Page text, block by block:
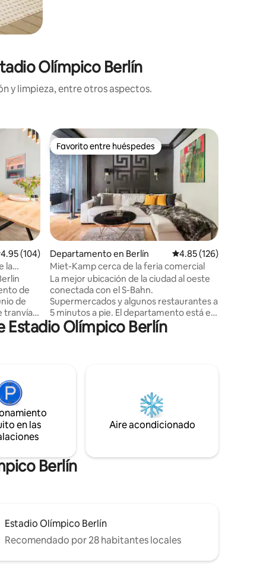
Olímpico Berlín
y limpieza, entre otros aspectos.
promedio: 4.95 de 5; 104 evaluaciones
4.95 (104)
la
de
de
tranvía
es el
las
alta
para
Favorito entre huéspedes
Favorito entre huéspedes
Departamento en Berlín Calificación promedio:
4.85 (126)
Miet-Kamp cerca de la feria comercial
La mejor ubicación de la ciudad al oeste
conectada con el S-Bahn.
Supermercados y algunos restaurantes a
5 minutos a pie. El departamento está en
el primer piso de una casa privada. S-
Bahn Grunewald aprox. 10 min S-Bahn
jardín. Aparcamiento frente a la casa en
la calle de forma gratuita (furgonetas,
etc., informa con anticipación) ¡Servicio
de lavandería gratuito a partir de 5
Estadio Olímpico Berlín
en las
Aire acondicionado
Berlín
Estadio Olímpico Berlín
Recomendado por 28 habitantes locales